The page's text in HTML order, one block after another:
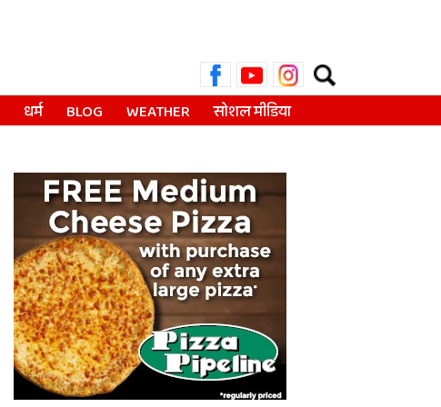
Search
for:
धर्म BLOG WEATHER सोशल मीडिया